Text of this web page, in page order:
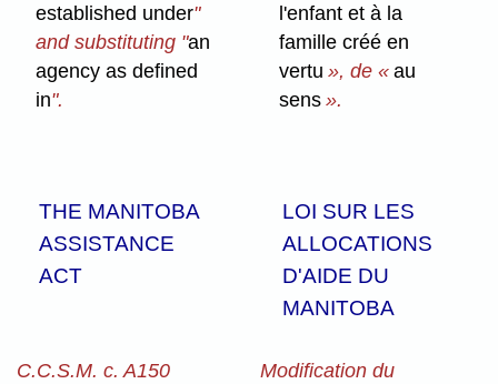
established under"
and substituting "an
agency as defined
in".
l'enfant et à la
famille créé en
vertu », de «au
sens ».
THE MANITOBA
ASSISTANCE
ACT
LOI SUR LES
ALLOCATIONS
D'AIDE DU
MANITOBA
C.C.S.M. c. A150
Modification du